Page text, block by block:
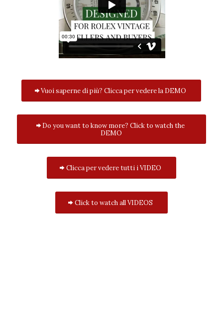
Vuoi saperne di più? Clicca per vedere la DEMO
Do you want to know more? Click to watch the
DEMO
Clicca per vedere tutti i VIDEO
Click to watch all VIDEOS